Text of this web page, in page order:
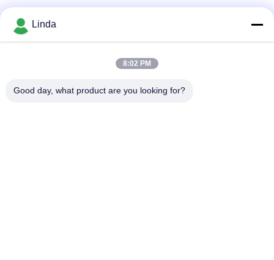
전화
Linda
8:02 PM
Good day, what product are you looking for?